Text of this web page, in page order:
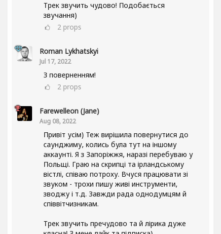
Трек звучить чудово! Подобається
звучання)
2 props
Roman Lykhatskyi
Jul 17, 2022
З поверненням!
2 props
Farewelleon (Jane)
Aug 08, 2022
Привіт усім) Теж вирішила повернутися до
саунджиму, колись була тут на іншому
аккаунті. Я з Запоріжжя, наразі перебуваю у
Польщі. Граю на скрипці та ірландському
вістлі, співаю потроху. Вчуся працювати зі
звуком - трохи пишу живі инструменти,
зводжу і т.д. Завжди рада однодумцям й
співвітчизникам.
Трек звучить пречудово та й лірика дуже